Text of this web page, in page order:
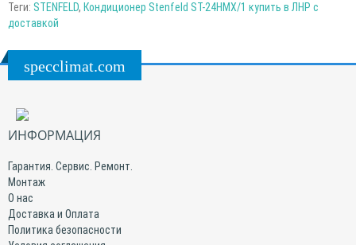
Теги: STENFELD, Кондиционер Stenfeld ST-24HMX/1 купить в ЛНР с
доставкой
specclimat.com
ИНФОРМАЦИЯ
Гарантия. Сервис. Ремонт.
Монтаж
О нас
Доставка и Оплата
Политика безопасности